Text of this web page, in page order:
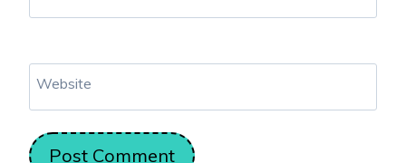
Website